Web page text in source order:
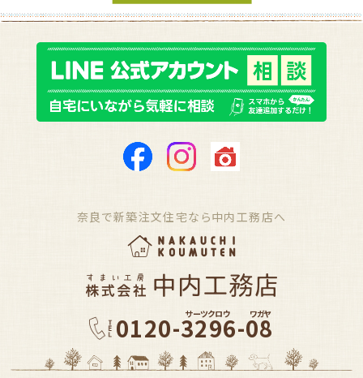
奈良で新築注文住宅なら中内工務店へ
0120-3296-08
サーツクロウ ワガヤ